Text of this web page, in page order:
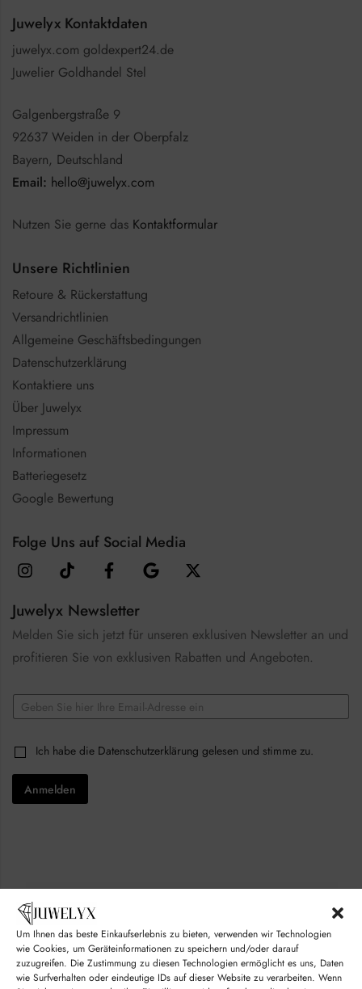
Um Ihnen das beste Einkaufserlebnis zu bieten, verwenden wir Technologien
wie Cookies, um Geräteinformationen zu speichern und/oder darauf
zuzugreifen. Die Zustimmung zu diesen Technologien ermöglicht es uns, Daten
wie Surfverhalten oder eindeutige IDs auf dieser Website zu verarbeiten. Wenn
Juwelyx Kontaktdaten
juwelyx.com goldexpert24.de
Juwelier Goldhandel Stel
Galgenbergstraße 9
92637 Weiden in der Oberpfalz
Bayern, Deutschland
Email: hello@juwelyx.com
Nutzen Sie gerne das Kontaktformular
Unsere Richtlinien
Retoure & Rückerstattung
Versandrichtlinien
Allgemeine Geschäftsbedingungen
Datenschutzerklärung
Kontaktiere uns
Über Juwelyx
Impressum
Informationen
Batteriegesetz
Google Bewertung
Folge Uns auf Social Media
Juwelyx Newsletter
Melden Sie sich jetzt für unseren exklusiven Newsletter an und
profitieren Sie von exklusiven Rabatten und Angeboten.
m
i
l
C
e
E
m
lC
h
e
k
*
Ich habe die Datenschutzerklärung gelesen und stimme zu.
Anmelden
© juwelyx.com
by„Moisha“und„David“